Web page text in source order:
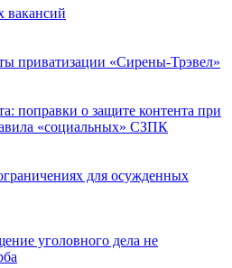
приватизации «Сирены-Трэвел»
поправки о защите контента при
«социальных» СЗПК
для осужденных
уголовного дела не